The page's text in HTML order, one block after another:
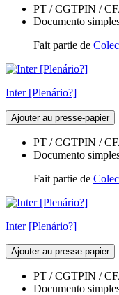
PT / CGTPIN /
Documento
Fait partie de
Inter [Plenário?]
Ajouter au presse-papier
PT / CGTPIN /
Documento
Fait partie de
Inter [Plenário?]
Ajouter au presse-papier
PT / CGTPIN /
Documento